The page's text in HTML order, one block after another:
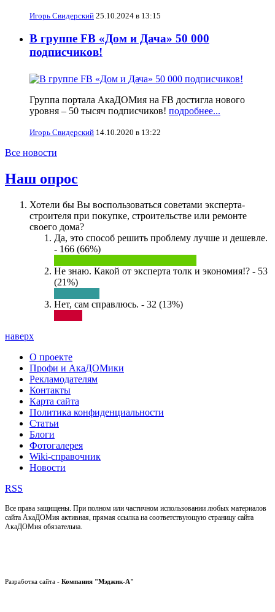
Игорь Свидерский 25.10.2024 в 13:15
В группе FB «Дом и Дача» 50 000
подписчиков!
Группа портала АкаДОМия на FB достигла нового
уровня – 50 тысяч подписчиков! подробнее...
Игорь Свидерский 14.10.2020 в 13:22
Все новости
Наш опрос
Хотели бы Вы воспользоваться советами эксперта-
строителя при покупке, строительстве или ремонте
своего дома?
Да, это способ решить проблему лучше и дешевле.
- 166 (66%)
Не знаю. Какой от эксперта толк и экономия!? - 53
(21%)
Нет, сам справлюсь. - 32 (13%)
наверх
О проекте
Профи и АкаДОМики
Рекламодателям
Контакты
Карта сайта
Политика конфиденциальности
Статьи
Блоги
Фотогалерея
Wiki-справочник
Новости
RSS
Все права защищены. При полном или частичном использовании любых материалов
сайта АкаДОМия активная, прямая ссылка на соответствующую страницу сайта
АкаДОМия обязательна.
Разработка сайта - Компания "Мэджик-А"